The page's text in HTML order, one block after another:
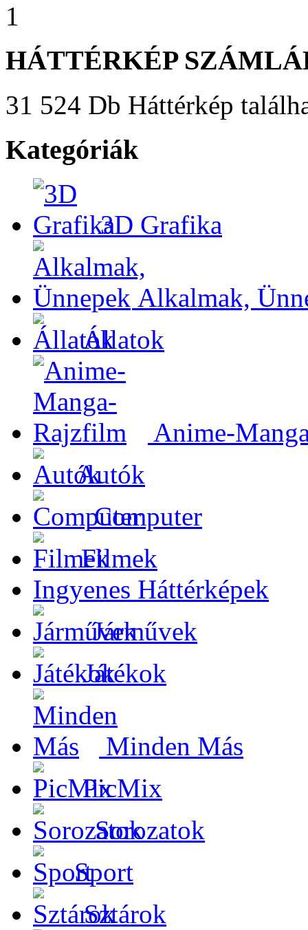
1
HÁTTÉRKÉP
31 524 Db Háttérkép
Kategóriák
3D Grafika
Alkalmak,
Állatok
Anime-
Autók
Computer
Filmek
Ingyenes Háttérképek
Járművek
Játékok
Minden Más
PicMix
Sorozatok
Sport
Sztárok